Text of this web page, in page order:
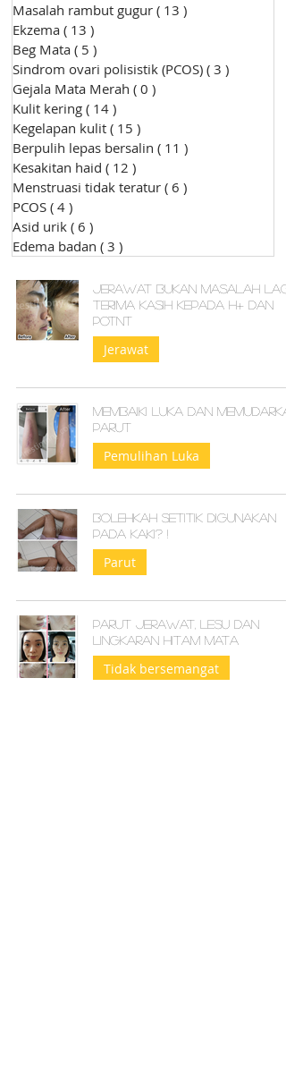
Masalah rambut gugur ( 13 )
Ekzema ( 13 )
Beg Mata ( 5 )
Sindrom ovari polisistik (PCOS) ( 3 )
Gejala Mata Merah ( 0 )
Kulit kering ( 14 )
Kegelapan kulit ( 15 )
Berpulih lepas bersalin ( 11 )
Kesakitan haid ( 12 )
Menstruasi tidak teratur ( 6 )
PCOS ( 4 )
Asid urik ( 6 )
Edema badan ( 3 )
Jerawat Bukan Masalah Lagi:
Terima Kasih kepada H+ dan
Potnt
Jerawat
Membaiki luka dan
parut
Pemulihan Luka
Bolehkah setitik digunakan
pada kaki? !
Parut
Parut jerawat, lesu dan
lingkaran hitam mata
Tidak bersemangat